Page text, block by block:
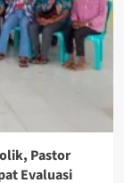
Pastor
Evaluasi